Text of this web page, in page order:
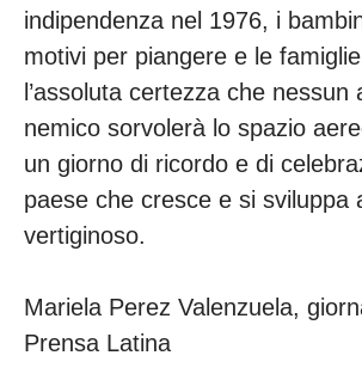
indipendenza nel 1976, i
motivi per piangere e le
l’assoluta certezza che nessun
nemico sorvolerà lo spazio
un giorno di ricordo e di
paese che cresce e si sviluppa
vertiginoso.
Mariela Perez Valenzuela,
Prensa Latina